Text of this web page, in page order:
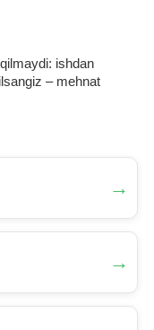
ishdan
– mehnat
→
→